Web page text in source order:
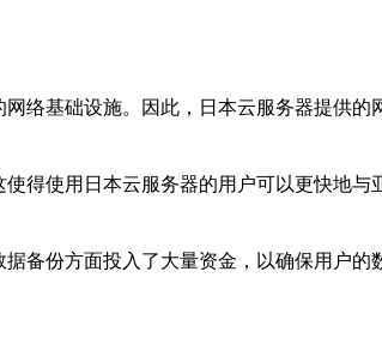
络基础设施。因此，日本云服务器提供的
得使用日本云服务器的用户可以更快地
备份方面投入了大量资金，以确保用户